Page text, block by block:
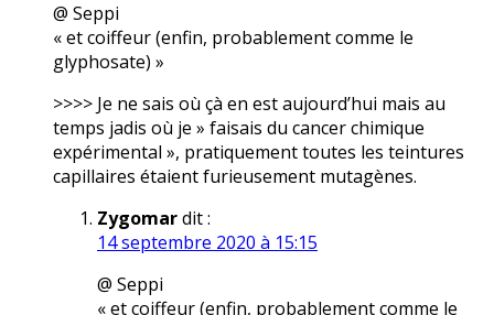
@ Seppi
« et coiffeur (enfin, probablement comme le
glyphosate) »
>>>> Je ne sais où çà en est aujourd’hui mais au
temps jadis où je » faisais du cancer chimique
expérimental », pratiquement toutes les teintures
capillaires étaient furieusement mutagènes.
Zygomardit :
14 septembre 2020 à 15:15
@ Seppi
« et coiffeur (enfin, probablement comme le